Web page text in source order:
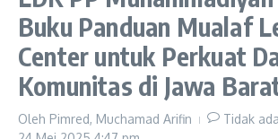
Buku Panduan Mualaf
Center untuk Perkuat
Komunitas di Jawa
Oleh Pimred, Muchamad Arifin
Tidak